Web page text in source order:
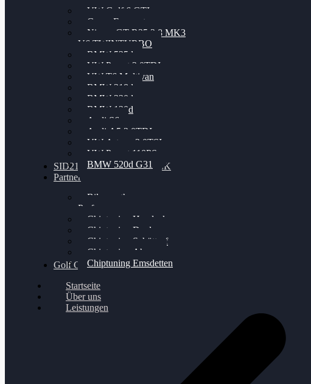
VW Golf 6 GTI
Cupra Formentor
Nissan GT-R35 3.8 MK3
V6 TWINTURBO
BMW 525d
VW Passat 2.0TDI
VW T6 Multivan
BMW 318d
BMW 320d
BMW 120d
Audi S6
Audi A5 3.0TDI
VW Arteon 2.0TSI
VW Passat 110PS
BMW 520d G31
SID212 / 212EVO UNLOCK
Partner
Bilgenroth
Performance
Chiptuning Herzlacke
Chiptuning Duelmen
Chiptuning Schüttorf
Chiptuning Ahaus
Chiptuning Emsdetten
Golf Gewinnspiel
Startseite
Über uns
Leistungen